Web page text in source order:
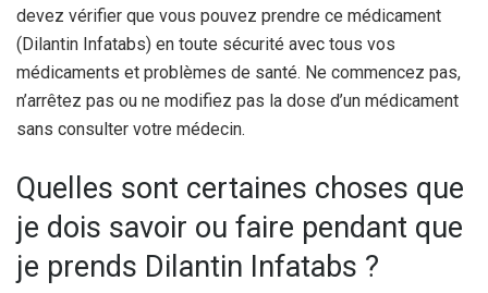
devez vérifier que vous pouvez prendre ce médicament
(Dilantin Infatabs) en toute sécurité avec tous vos
médicaments et problèmes de santé. Ne commencez pas,
n’arrêtez pas ou ne modifiez pas la dose d’un médicament
sans consulter votre médecin.
Quelles sont certaines choses que
je dois savoir ou faire pendant que
je prends Dilantin Infatabs ?